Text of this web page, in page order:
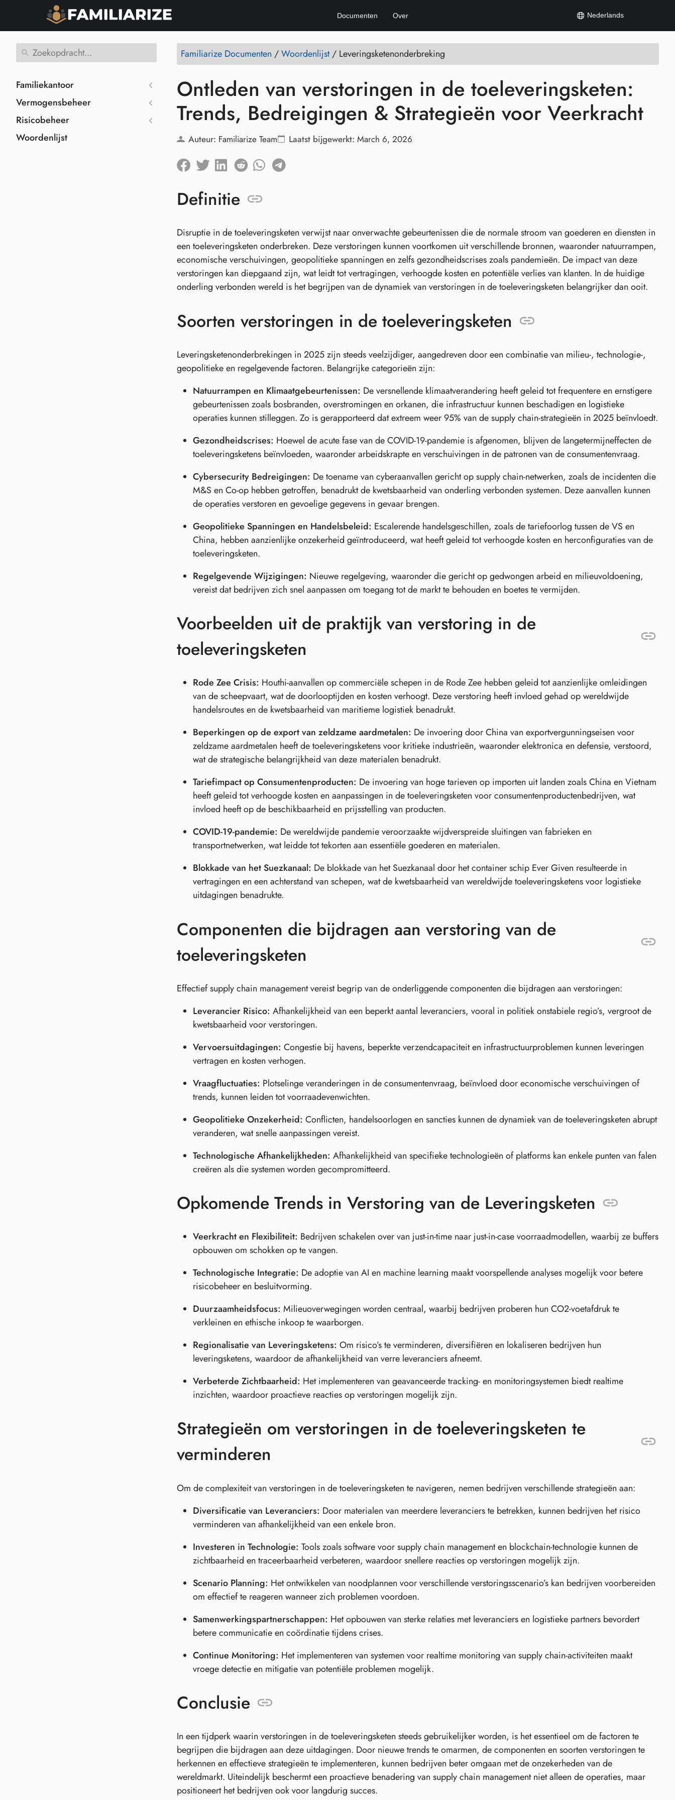
Documenten Over Nederlands
Familiekantoor
Vermogensbeheer
Risicobeheer
Woordenlijst
Familiarize Documenten /Woordenlijst/ Leveringsketenonderbreking
Ontleden van verstoringen in de toeleveringsketen:
Trends, Bedreigingen & Strategieën voor Veerkracht
Auteur: Familiarize Team Laatst bijgewerkt: March 6, 2026
Definitie
Disruptie in de toeleveringsketen verwijst naar onverwachte gebeurtenissen die de normale stroom van goederen en diensten in
een toeleveringsketen onderbreken. Deze verstoringen kunnen voortkomen uit verschillende bronnen, waaronder natuurrampen,
economische verschuivingen, geopolitieke spanningen en zelfs gezondheidscrises zoals pandemieën. De impact van deze
verstoringen kan diepgaand zijn, wat leidt tot vertragingen, verhoogde kosten en potentiële verlies van klanten. In de huidige
onderling verbonden wereld is het begrijpen van de dynamiek van verstoringen in de toeleveringsketen belangrijker dan ooit.
Soorten verstoringen in de toeleveringsketen
Leveringsketenonderbrekingen in 2025 zijn steeds veelzijdiger, aangedreven door een combinatie van milieu-, technologie-,
geopolitieke en regelgevende factoren. Belangrijke categorieën zijn:
Natuurrampen en Klimaatgebeurtenissen: De versnellende klimaatverandering heeft geleid tot frequentere en ernstigere
gebeurtenissen zoals bosbranden, overstromingen en orkanen, die infrastructuur kunnen beschadigen en logistieke
operaties kunnen stilleggen. Zo is gerapporteerd dat extreem weer 95% van de supply chain-strategieën in 2025 beïnvloedt.
Gezondheidscrises: Hoewel de acute fase van de COVID-19-pandemie is afgenomen, blijven de langetermijneffecten de
toeleveringsketens beïnvloeden, waaronder arbeidskrapte en verschuivingen in de patronen van de consumentenvraag.
Cybersecurity Bedreigingen: De toename van cyberaanvallen gericht op supply chain-netwerken, zoals de incidenten die
M&S en Co-op hebben getroffen, benadrukt de kwetsbaarheid van onderling verbonden systemen. Deze aanvallen kunnen
de operaties verstoren en gevoelige gegevens in gevaar brengen.
Geopolitieke Spanningen en Handelsbeleid: Escalerende handelsgeschillen, zoals de tariefoorlog tussen de VS en
China, hebben aanzienlijke onzekerheid geïntroduceerd, wat heeft geleid tot verhoogde kosten en herconfiguraties van de
toeleveringsketen.
Regelgevende Wijzigingen: Nieuwe regelgeving, waaronder die gericht op gedwongen arbeid en milieuvoldoening,
vereist dat bedrijven zich snel aanpassen om toegang tot de markt te behouden en boetes te vermijden.
Voorbeelden uit de praktijk van verstoring in de
toeleveringsketen
Rode Zee Crisis: Houthi-aanvallen op commerciële schepen in de Rode Zee hebben geleid tot aanzienlijke omleidingen
van de scheepvaart, wat de doorlooptijden en kosten verhoogt. Deze verstoring heeft invloed gehad op wereldwijde
handelsroutes en de kwetsbaarheid van maritieme logistiek benadrukt.
Beperkingen op de export van zeldzame aardmetalen: De invoering door China van exportvergunningseisen voor
zeldzame aardmetalen heeft de toeleveringsketens voor kritieke industrieën, waaronder elektronica en defensie, verstoord,
wat de strategische belangrijkheid van deze materialen benadrukt.
Tariefimpact op Consumentenproducten: De invoering van hoge tarieven op importen uit landen zoals China en Vietnam
heeft geleid tot verhoogde kosten en aanpassingen in de toeleveringsketen voor consumentenproductenbedrijven, wat
invloed heeft op de beschikbaarheid en prijsstelling van producten.
COVID-19-pandemie: De wereldwijde pandemie veroorzaakte wijdverspreide sluitingen van fabrieken en
transportnetwerken, wat leidde tot tekorten aan essentiële goederen en materialen.
Blokkade van het Suezkanaal: De blokkade van het Suezkanaal door het container schip Ever Given resulteerde in
vertragingen en een achterstand van schepen, wat de kwetsbaarheid van wereldwijde toeleveringsketens voor logistieke
uitdagingen benadrukte.
Componenten die bijdragen aan verstoring van de
toeleveringsketen
Effectief supply chain management vereist begrip van de onderliggende componenten die bijdragen aan verstoringen:
Leverancier Risico: Afhankelijkheid van een beperkt aantal leveranciers, vooral in politiek onstabiele regio’s, vergroot de
kwetsbaarheid voor verstoringen.
Vervoersuitdagingen: Congestie bij havens, beperkte verzendcapaciteit en infrastructuurproblemen kunnen leveringen
vertragen en kosten verhogen.
Vraagfluctuaties: Plotselinge veranderingen in de consumentenvraag, beïnvloed door economische verschuivingen of
trends, kunnen leiden tot voorraadevenwichten.
Geopolitieke Onzekerheid: Conflicten, handelsoorlogen en sancties kunnen de dynamiek van de toeleveringsketen abrupt
veranderen, wat snelle aanpassingen vereist.
Technologische Afhankelijkheden: Afhankelijkheid van specifieke technologieën of platforms kan enkele punten van falen
creëren als die systemen worden gecompromitteerd.
Opkomende Trends in Verstoring van de Leveringsketen
Veerkracht en Flexibiliteit: Bedrijven schakelen over van just-in-time naar just-in-case voorraadmodellen, waarbij ze buffers
opbouwen om schokken op te vangen.
Technologische Integratie: De adoptie van AI en machine learning maakt voorspellende analyses mogelijk voor betere
risicobeheer en besluitvorming.
Duurzaamheidsfocus: Milieuoverwegingen worden centraal, waarbij bedrijven proberen hun CO2-voetafdruk te
verkleinen en ethische inkoop te waarborgen.
Regionalisatie van Leveringsketens: Om risico’s te verminderen, diversifiëren en lokaliseren bedrijven hun
leveringsketens, waardoor de afhankelijkheid van verre leveranciers afneemt.
Verbeterde Zichtbaarheid: Het implementeren van geavanceerde tracking- en monitoringsystemen biedt realtime
inzichten, waardoor proactieve reacties op verstoringen mogelijk zijn.
Strategieën om verstoringen in de toeleveringsketen te
verminderen
Om de complexiteit van verstoringen in de toeleveringsketen te navigeren, nemen bedrijven verschillende strategieën aan:
Diversificatie van Leveranciers: Door materialen van meerdere leveranciers te betrekken, kunnen bedrijven het risico
verminderen van afhankelijkheid van een enkele bron.
Investeren in Technologie: Tools zoals software voor supply chain management en blockchain-technologie kunnen de
zichtbaarheid en traceerbaarheid verbeteren, waardoor snellere reacties op verstoringen mogelijk zijn.
Scenario Planning: Het ontwikkelen van noodplannen voor verschillende verstoringsscenario’s kan bedrijven voorbereiden
om effectief te reageren wanneer zich problemen voordoen.
Samenwerkingspartnerschappen: Het opbouwen van sterke relaties met leveranciers en logistieke partners bevordert
betere communicatie en coördinatie tijdens crises.
Continue Monitoring: Het implementeren van systemen voor realtime monitoring van supply chain-activiteiten maakt
vroege detectie en mitigatie van potentiële problemen mogelijk.
Conclusie
In een tijdperk waarin verstoringen in de toeleveringsketen steeds gebruikelijker worden, is het essentieel om de factoren te
begrijpen die bijdragen aan deze uitdagingen. Door nieuwe trends te omarmen, de componenten en soorten verstoringen te
herkennen en effectieve strategieën te implementeren, kunnen bedrijven beter omgaan met de onzekerheden van de
wereldmarkt. Uiteindelijk beschermt een proactieve benadering van supply chain management niet alleen de operaties, maar
positioneert het bedrijven ook voor langdurig succes.